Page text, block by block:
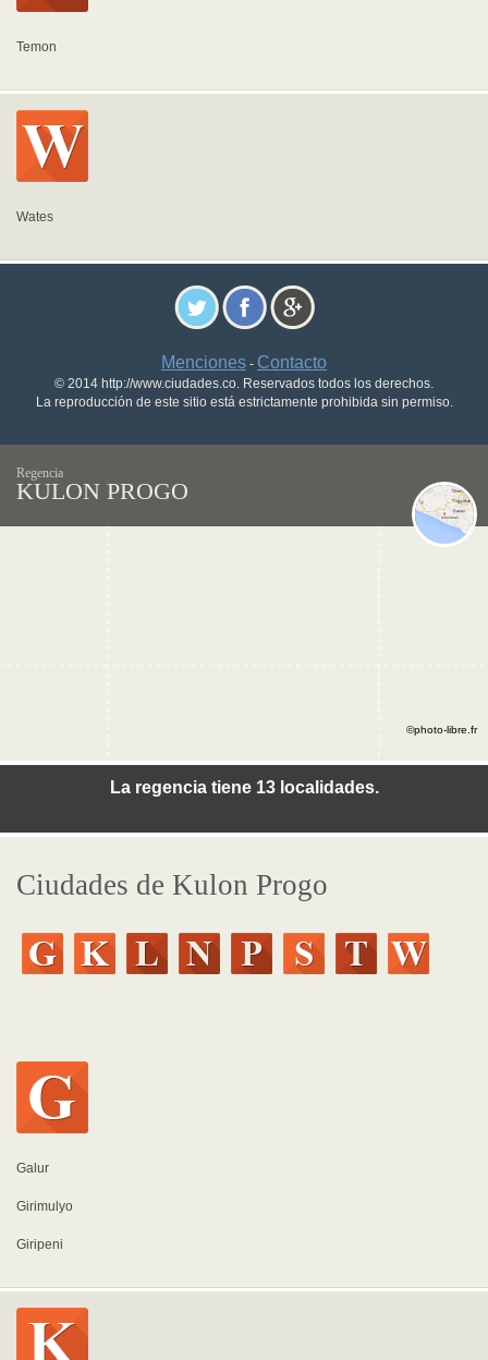
Temon
Wates
Menciones - Contacto
© 2014 http://www.ciudades.co. Reservados todos los derechos.
La reproducción de este sitio está estrictamente prohibida sin permiso.
Regencia
KULON PROGO
La regencia tiene 13 localidades.
©photo-libre.fr
Ciudades de Kulon Progo
Galur
Girimulyo
Giripeni